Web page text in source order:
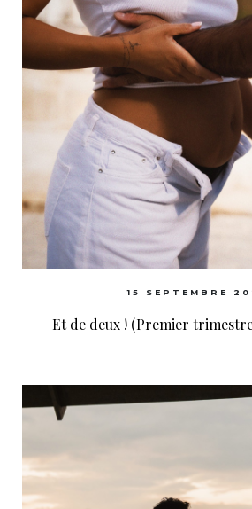
15 SEPTEMBRE
Et de deux ! (Premier